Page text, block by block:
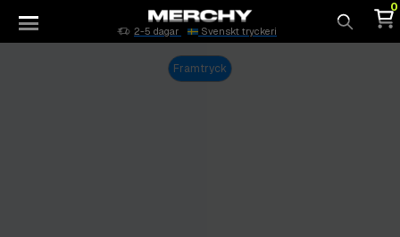
2-5 dagar Svenskt tryckeri
Sök
0
Framtryck